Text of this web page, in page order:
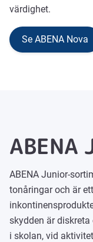
värdighet.
Se ABENA Nova
ABENA
ABENA Junior-
tonåringar och är
skydden är
i skolan, vid